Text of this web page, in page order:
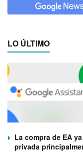
LO ÚLTIMO
La compra de EA
privada